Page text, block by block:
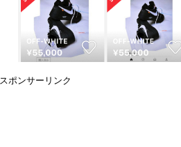
スポンサーリンク